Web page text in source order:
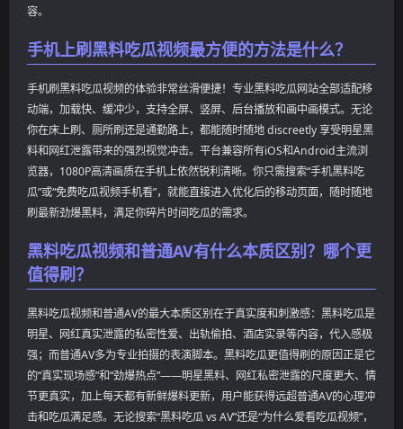
容。
手机上刷黑料吃瓜视频最方便的方法是什么？
手机刷黑料吃瓜视频的体验非常丝滑便捷！专业黑料吃瓜网站全部适配移
动端，加载快、缓冲少，支持全屏、竖屏、后台播放和画中画模式。无论
你在床上刷、厕所刷还是通勤路上，都能随时随地 discreetly 享受明星黑
料和网红泄露带来的强烈视觉冲击。平台兼容所有iOS和Android主流浏
览器，1080P高清画质在手机上依然锐利清晰。你只需搜索“手机黑料吃
瓜”或“免费吃瓜视频手机看”，就能直接进入优化后的移动页面，随时随地
刷最新劲爆黑料，满足你碎片时间吃瓜的需求。
黑料吃瓜视频和普通AV有什么本质区别？哪个更
值得刷？
黑料吃瓜视频和普通AV的最大本质区别在于真实度和刺激感：黑料吃瓜是
明星、网红真实泄露的私密性爱、出轨偷拍、酒店实录等内容，代入感极
强；而普通AV多为专业拍摄的表演脚本。黑料吃瓜更值得刷的原因正是它
的“真实现场感”和“劲爆热点”——明星黑料、网红私密泄露的尺度更大、情
节更真实，加上每天都有新鲜爆料更新，用户能获得远超普通AV的心理冲
击和吃瓜满足感。无论搜索“黑料吃瓜 vs AV”还是“为什么爱看吃瓜视频”，